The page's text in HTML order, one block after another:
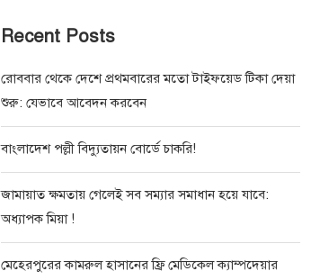
Recent Posts
রোববার থেকে দেশে প্রথমবারের মতো টাইফয়েড টিকা দেয়া
শুরু: যেভাবে আবেদন করবেন
বাংলাদেশ পল্লী বিদ্যুতায়ন বোর্ডে চাকরি!
জামায়াত ক্ষমতায় গেলেই সব সম্যার সমাধান হয়ে যাবে:
অধ্যাপক মিয়া !
মেহেরপুরের কামরুল হাসানের ফ্রি মেডিকেল ক্যাম্পদেয়ার